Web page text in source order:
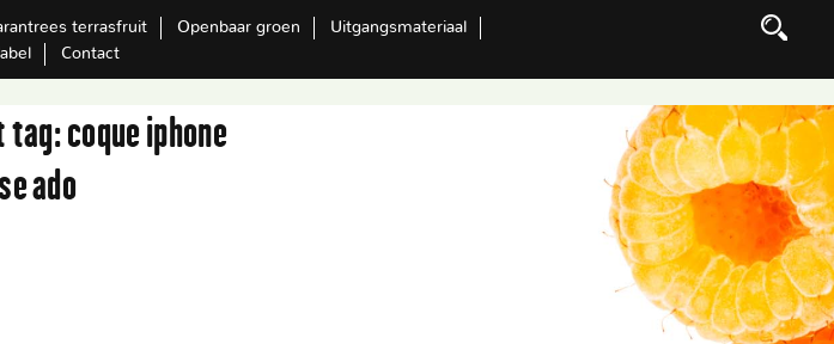
terrasfruit Openbaar groen
Uitgangsmateriaal
Contact
tag:coque iphone
ado